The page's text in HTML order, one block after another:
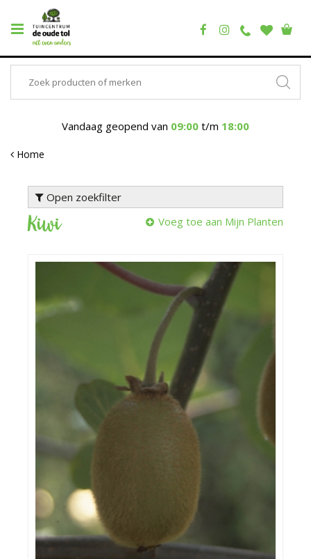
Vandaag geopend van 09:00 t/m 18:00
Home
Open zoekfilter
Kiwi Voeg toe aan Mijn Planten